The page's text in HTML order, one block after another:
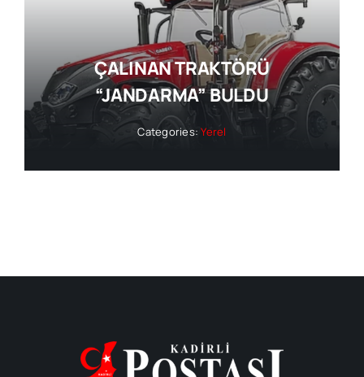
ÇALINAN TRAKTÖRÜ
“JANDARMA” BULDU
Categories:Yerel